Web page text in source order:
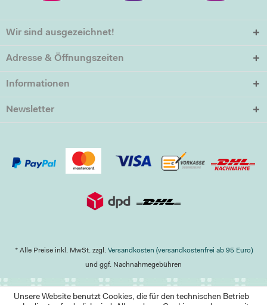
Wir sind ausgezeichnet!
Adresse & Öffnungszeiten
Informationen
Newsletter
* Alle Preise inkl. MwSt. zzgl. Versandkosten (versandkostenfrei ab 95 Euro)
und ggf. Nachnahmegebühren
Unsere Website benutzt Cookies, die für den technischen Betrieb